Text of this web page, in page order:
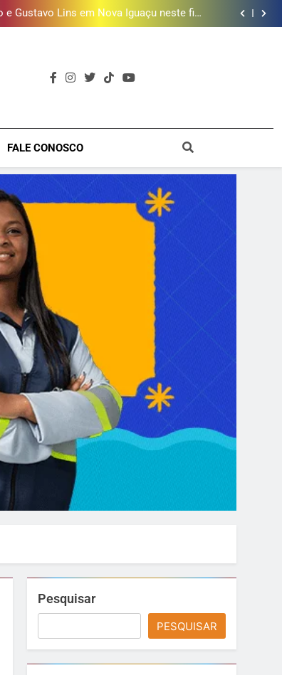
escolher o que mais combina com ele
Gustavo Lins em Nova Iguaçu neste fim
de semana
e oferece vinho em campanha de Dia dos
para presentear o seu pai. Descubra
Gustavo Lins em Nova Iguaçu neste fim
oferece vinho em campanha de Dia dos
de litros de água por ano na Baixada
FALE CONOSCO
Pesquisar
PESQUISAR